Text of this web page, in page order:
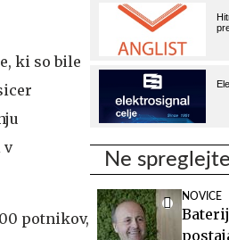
ki so bile
v
potnikov,
Ne spreglejte
NOVICE